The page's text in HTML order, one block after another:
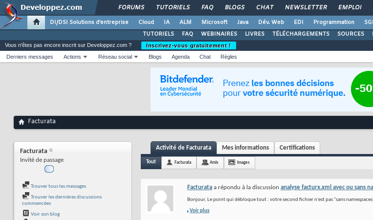
FORUMS TUTORIELS FAQ BLOGS CHAT NEWSLETTER EMPLOI
DI/DSI Solutions d'entreprise Cloud IA ALM Microsoft Java Dév. Web EDI Programmation
TUTORIELS
FAQ WEBINAIRES LIVRES TÉLÉCHARGEMENTS SOURCES
Vous n'êtes pas encore inscrit sur Developpez.com ?
Inscrivez-vous gratuitement !
Derniers messages
Actions Réseau social Blogs Agenda Chat Règles
Facturata
Facturata
Invité de passage
Trouver tous les messages
Trouver les dernières discussions
commencées
Voir son blog
Activité de Facturata Mes informations Certifications
Tout Facturata Amis Images
Facturata a répondu à la discussion analyse facturx.xml avec ou sans
Bonjour, Le point qui débloque tout : votre second fichier n'est pas "sans
Voir plus